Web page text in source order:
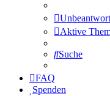
Aktive
Suche
FAQ
Spenden